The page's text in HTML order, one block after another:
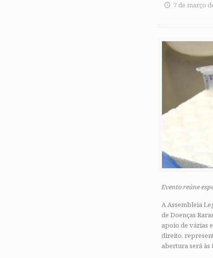
7 de março
Evento reúne
A Assembleia
de Doenças
apoio de várias
direito,
abertura será às